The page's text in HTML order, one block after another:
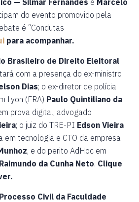
— Silmar Fernandes e Marcelo
do evento promovido pela
é “Condutas
para acompanhar.
Brasileiro de Direito Eleitoral
com a presença do ex-ministro
Dias; o ex-diretor de polícia
Lyon (FRA) Paulo Quintiliano da
prova digital, advogado
; o juiz do TRE-PI Edson Vieira
em tecnologia e CTO da empresa
, e do perito AdHoc em
Raimundo da Cunha Neto. Clique
Civil da Faculdade